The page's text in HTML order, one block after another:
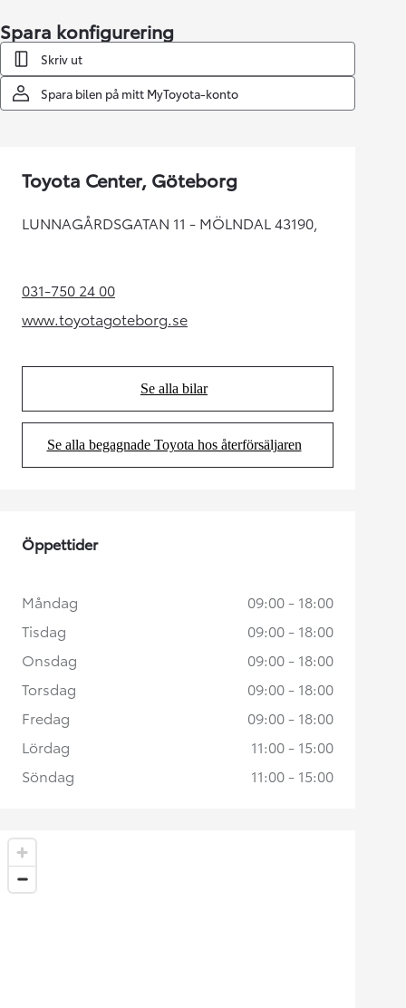
Spara konfigurering
Skriv ut
Spara bilen på mitt MyToyota-konto
Toyota Center, Göteborg
LUNNAGÅRDSGATAN 11 - MÖLNDAL 43190,
031-750 24 00(Opens in new tab)
www.toyotagoteborg.se
(Opens in new tab)
Se alla bilar
(Opens in new tab)
Se alla begagnade Toyota hos återförsäljaren
(Opens in new tab)
Öppettider
Måndag
09:00 - 18:00
Tisdag
09:00 - 18:00
Onsdag
09:00 - 18:00
Torsdag
09:00 - 18:00
Fredag
09:00 - 18:00
Lördag
11:00 - 15:00
Söndag
11:00 - 15:00